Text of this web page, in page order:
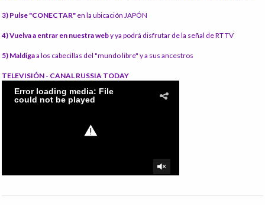
3) Pulse "CONECTAR" en la ubicación JAPÓN
4) Vuelva a entrar en nuestra weby ya podrá disfrutar de la señal de RT TV
5) Maldigaa los cabecillas del "mundo libre" y a sus ancestros
TELEVISIÓN - CANAL RUSSIA TODAY